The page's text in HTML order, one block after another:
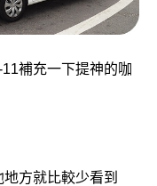
補充一下提神的咖
方就比較少看到